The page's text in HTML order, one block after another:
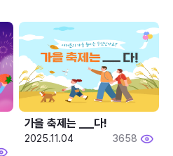
2025.11.04 3658